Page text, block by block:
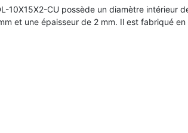
10X15X2-CU possède un diamètre intérieur
et une épaisseur de 2 mm. Il est fabriqué en